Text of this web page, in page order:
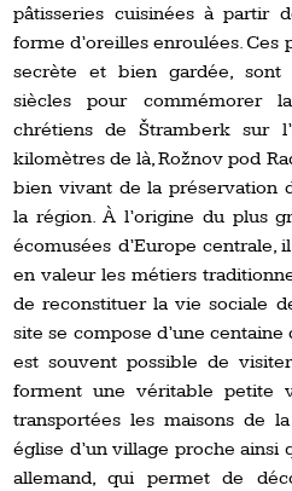
pâtisseries cuisinées à partir
forme d’oreilles enroulées. Ces
secrète et bien gardée, sont
siècles pour commémorer
chrétiens de Štramberk sur
kilomètres de là, Rožnov pod
bien vivant de la préservation
la région. À l’origine du plus
écomusées d’Europe
en valeur les métiers
de reconstituer la vie sociale
site se compose d’une
est souvent possible de
forment une véritable petite
transportées les maisons de
église d’un village proche ainsi
allemand, qui permet de